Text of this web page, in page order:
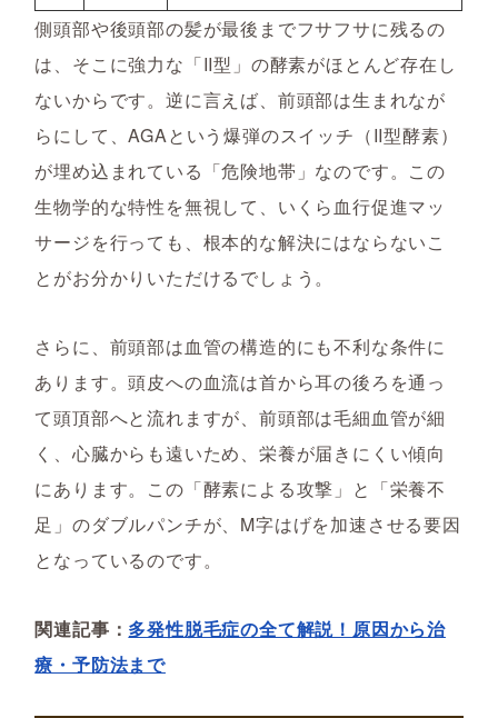
側頭部や後頭部の髪が最後までフサフサに残るの
は、そこに強力な「II型」の酵素がほとんど存在し
ないからです。逆に言えば、前頭部は生まれなが
らにして、AGAという爆弾のスイッチ（II型酵素）
が埋め込まれている「危険地帯」なのです。この
生物学的な特性を無視して、いくら血行促進マッ
サージを行っても、根本的な解決にはならないこ
とがお分かりいただけるでしょう。
さらに、前頭部は血管の構造的にも不利な条件に
あります。頭皮への血流は首から耳の後ろを通っ
て頭頂部へと流れますが、前頭部は毛細血管が細
く、心臓からも遠いため、栄養が届きにくい傾向
にあります。この「酵素による攻撃」と「栄養不
足」のダブルパンチが、M字はげを加速させる要因
となっているのです。
関連記事： 多発性脱毛症の全て解説！原因から治
療・予防法まで